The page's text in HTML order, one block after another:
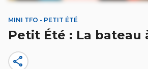
MINI TFO - PETIT ÉTÉ
Petit Été : La bateau
share